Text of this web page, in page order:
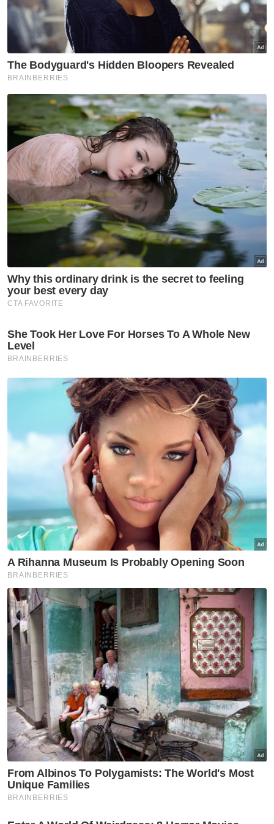
“Malah Anwar begitu yakin mengumumkan
beliau akan membentuk kerajaan baharu
tanpa mengambil kira kuasa Perdana Menteri
dan Yang di-Pertuan Agong
memperkenankan pembubaran Parlimen.
“Kesilapan lain termasuk mengumumkan ahli-
ahli Parlimen bersama beliau sedangkan
keputusan itu tidak dirunding atau
Harapan (PH),” katanya.
Kamarul Zaman berkata, dengan yakinnya
Anwar mengumumkan beliau mendapat
sokongan Ahli Parlimen BN tanpa
memberikan senarai nama individu terlibat,
mencetuskan keraguan apabila dinafikan
individu terlibat.
Berita Telus & Tulus menerusi E-Mel setiap
hari!
“Beliau juga silap percaturan apabila
mengumumkan Tun Dr Mahathir Mohamad
dan Parti Pejuang Tanah Air (Pejuang) tiada
bersama beliau dalam kerajaan baharu,
sedangkan Dr Mahathir dan pemimpin
Pejuang mungkin mampu mempengaruhi
ahli-ahli Parlimen lain untuk menolak
pembentukan kerajaan baharu itu,” katanya.